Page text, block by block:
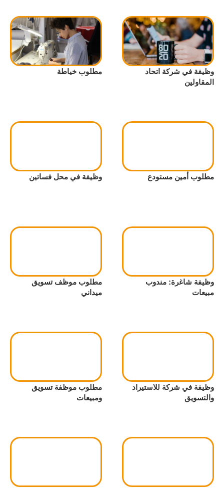
وظيفة في شركة اتحاد
المقاولين
مطلوب خياطة
مطلوب أمين مستودع وظيفة في محل فساتين
وظيفة شاغرة: مندوب
مبيعات
مطلوب موظف تسويق
ميداني
وظيفة في شركة للاستيراد
والتسويق
مطلوب موظفة تسويق
ومبيعات